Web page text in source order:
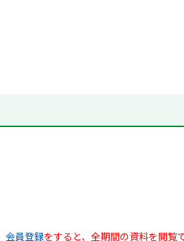
会員登録をすると、全期間の資料を閲覧